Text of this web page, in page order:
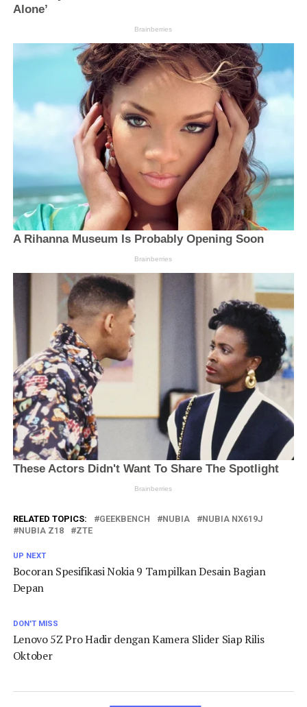
RELATED TOPICS: GEEKBENCH NUBIA
NUBIA NX619J
NUBIA Z18
ZTE
UP NEXT
Bocoran Spesifikasi Nokia 9 Tampilkan Desain Bagian
Depan
DON'T MISS
Lenovo 5Z Pro Hadir dengan Kamera Slider Siap Rilis
Oktober